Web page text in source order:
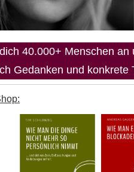
40.000+ Menschen
Gedanken und